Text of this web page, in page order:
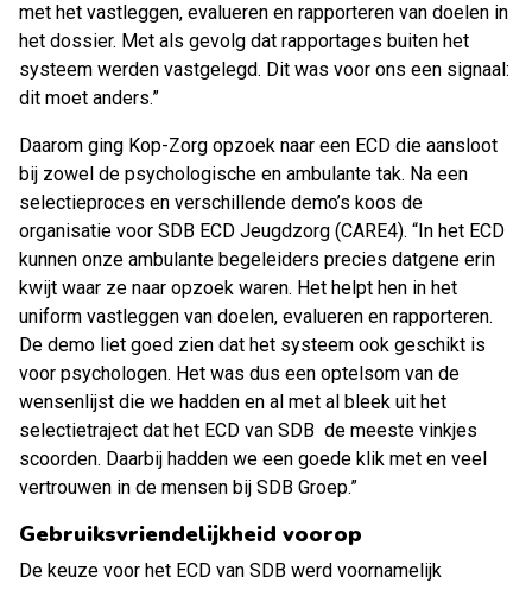
met het vastleggen, evalueren en rapporteren van doelen in
het dossier. Met als gevolg dat rapportages buiten het
systeem werden vastgelegd. Dit was voor ons een signaal:
dit moet anders.”
Daarom ging Kop-Zorg opzoek naar een ECD die aansloot
bij zowel de psychologische en ambulante tak. Na een
selectieproces en verschillende demo’s koos de
organisatie voor SDB ECD Jeugdzorg (CARE4). “In het ECD
kunnen onze ambulante begeleiders precies datgene erin
kwijt waar ze naar opzoek waren. Het helpt hen in het
uniform vastleggen van doelen, evalueren en rapporteren.
De demo liet goed zien dat het systeem ook geschikt is
voor psychologen. Het was dus een optelsom van de
wensenlijst die we hadden en al met al bleek uit het
selectietraject dat het ECD van SDB de meeste vinkjes
scoorden. Daarbij hadden we een goede klik met en veel
vertrouwen in de mensen bij SDB Groep.”
Gebruiksvriendelijkheid voorop
De keuze voor het ECD van SDB werd voornamelijk